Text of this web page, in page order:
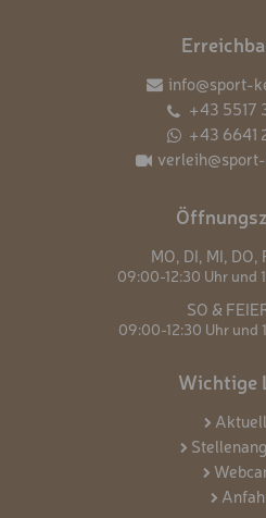
info@sport-
+43 5517
+43 6641
MO, DI, MI, DO,
09:00-12:30 Uhr und
SO &
09:00-12:30 Uhr und
Wichtige